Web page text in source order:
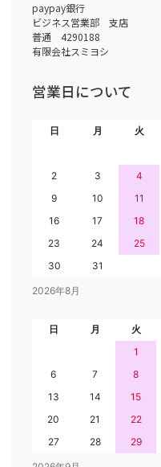
paypay銀行
ビジネス営業部 支店
普通 4290188
有限会社スミヨシ
営業日について
2026年8月
日 月 火
2
3 4
9
10 11
16
17 18
23
24 25
30
31
日 月 火
1
6
7 8
13
14 15
20
21 22
27
28 29